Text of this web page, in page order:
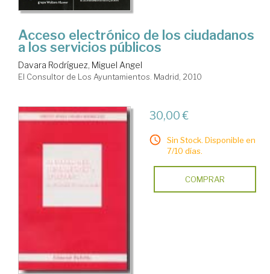
Acceso electrónico de los ciudadanos
a los servicios públicos
Davara Rodríguez, Miguel Angel
El Consultor de Los Ayuntamientos. Madrid, 2010
30,00 €
Sin Stock. Disponible en
7/10 días.
COMPRAR